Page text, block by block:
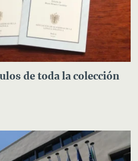
de toda la colección